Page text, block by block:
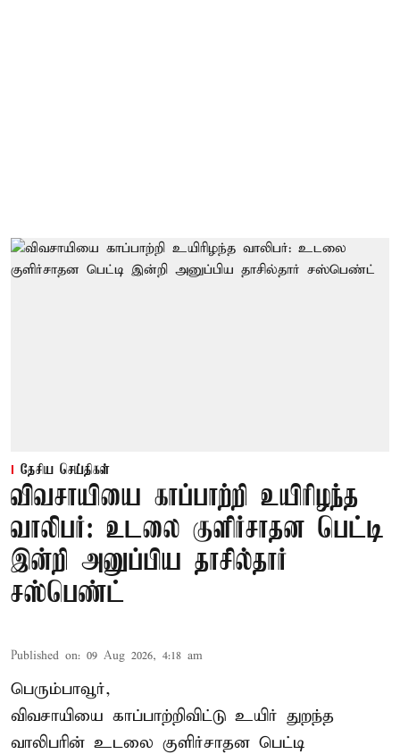
தேசிய செய்திகள்
விவசாயியை காப்பாற்றி உயிரிழந்த
வாலிபர்: உடலை குளிர்சாதன பெட்டி
இன்றி அனுப்பிய தாசில்தார்
சஸ்பெண்ட்
Published on: 09 Aug 2026, 4:18 am
பெரும்பாவூர்,
விவசாயியை காப்பாற்றிவிட்டு உயிர் துறந்த
வாலிபரின் உடலை குளிர்சாதன பெட்டி